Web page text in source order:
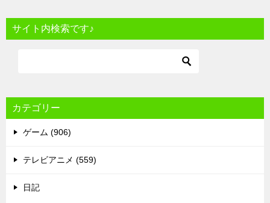
サイト内検索です♪
カテゴリー
ゲーム (906)
テレビアニメ (559)
日記